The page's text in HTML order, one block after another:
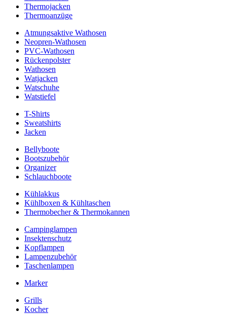
Thermojacken
Thermoanzüge
Atmungsaktive Wathosen
Neopren-Wathosen
PVC-Wathosen
Rückenpolster
Wathosen
Watjacken
Watschuhe
Watstiefel
T-Shirts
Sweatshirts
Jacken
Bellyboote
Bootszubehör
Organizer
Schlauchboote
Kühlakkus
Kühlboxen & Kühltaschen
Thermobecher & Thermokannen
Campinglampen
Insektenschutz
Kopflampen
Lampenzubehör
Taschenlampen
Marker
Grills
Kocher